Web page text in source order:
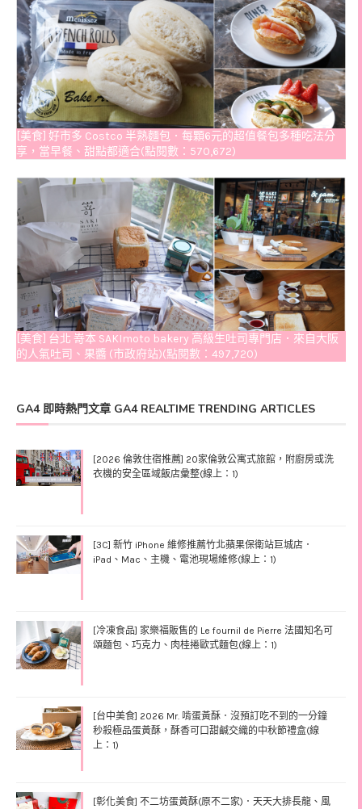
[美食] 好市多 Costco 半熟麵包．每顆6元的超值餐包多種吃法分
享，當早餐、甜點都適合(點閱數：570,672)
[美食] 台北 嵜本 SAKImoto bakery 高級生吐司專門店．來自大阪
的人氣吐司、果醬 (市政府站)(點閱數：497,720)
GA4 即時熱門文章 GA4 REALTIME TRENDING ARTICLES
[2026 倫敦住宿推薦] 20家倫敦公寓式旅館，附廚房或洗
衣機的安全區域飯店彙整(線上：1)
[3C] 新竹 iPhone 維修推薦竹北蘋果保衛站巨城店．
iPad、Mac、主機、電池現場維修(線上：1)
[冷凍食品] 家樂福販售的 Le fournil de Pierre 法國知名可
頌麵包、巧克力、肉桂捲歐式麵包(線上：1)
[台中美食] 2026 Mr. 啃蛋黃酥．沒預訂吃不到的一分鐘
秒殺極品蛋黃酥，酥香可口甜鹹交織的中秋節禮盒(線
上：1)
[彰化美食] 不二坊蛋黃酥(原不二家)．天天大排長龍、風